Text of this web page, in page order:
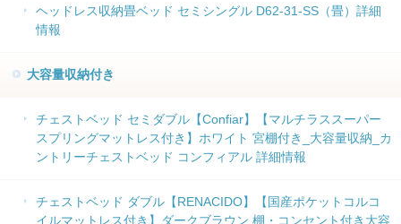
ヘッドレス収納畳ベッド セミシングル D62-31-SS（畳）詳細
情報
大容量収納付き
チェストベッド セミダブル【Confiar】【マルチラススーパー
スプリングマットレス付き】ホワイト 宮棚付き_大容量収納_カ
ントリーチェストベッド コンフィアル 詳細情報
チェストベッド ダブル【RENACIDO】【国産ポケットコルコ
イルマットレス付き】ダークブラウン 棚・コンセント付き大容